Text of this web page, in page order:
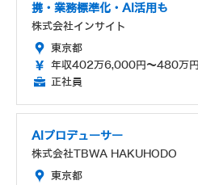
携・業務標準化・AI活用も
株式会社インサイト
東京都
年収402万6,000円～480万円
正社員
AIプロデューサー
株式会社TBWA HAKUHODO
東京都